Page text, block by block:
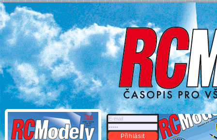
Přihlásit